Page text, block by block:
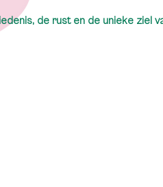
de rust en de unieke ziel